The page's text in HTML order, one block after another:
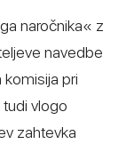
naročnika« z
navedbe
komisija pri
vlogo
zahtevka